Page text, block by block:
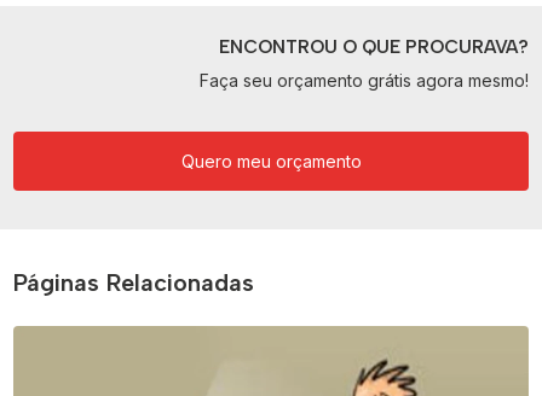
ENCONTROU O QUE PROCURAVA?
Faça seu orçamento grátis agora mesmo!
Quero meu orçamento
Páginas Relacionadas